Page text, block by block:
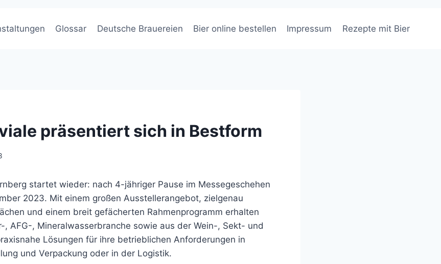
Glossar Deutsche Brauereien Bier online bestellen Impressum Rezepte mit Bier
präsentiert sich in Bestform
startet wieder: nach 4-jähriger Pause im Messegeschehen
2023. Mit einem großen Ausstellerangebot, zielgenau
und einem breit gefächerten Rahmenprogramm erhalten
, AFG-, Mineralwasserbranche sowie aus der Wein-, Sekt- und
Lösungen für ihre betrieblichen Anforderungen in
und Verpackung oder in der Logistik.